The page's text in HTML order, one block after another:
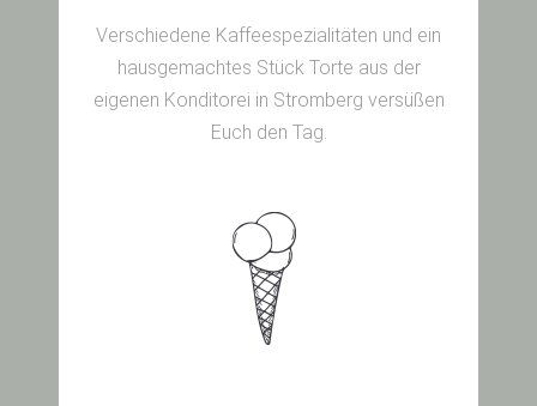
Verschiedene Kaffeespezialitäten und ein
hausgemachtes Stück Torte aus der
eigenen Konditorei in Stromberg versüßen
Euch den Tag.